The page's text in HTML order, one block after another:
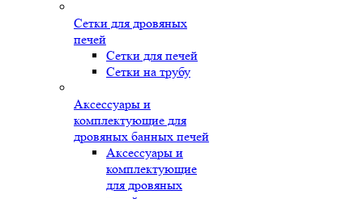
Сетки для дровяных
печей
Сетки для печей
Сетки на трубу
Аксессуары и
комплектующие для
дровяных банных печей
Аксессуары и
комплектующие
для дровяных